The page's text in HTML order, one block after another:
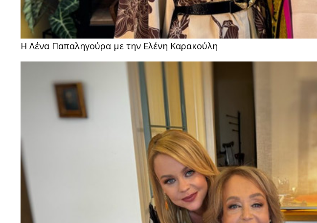
Η Λένα Παπαληγούρα με την Ελένη Καρακούλη